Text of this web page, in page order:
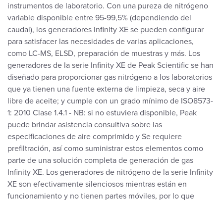
instrumentos de laboratorio. Con una pureza de nitrógeno
variable disponible entre 95-99,5% (dependiendo del
caudal), los generadores Infinity XE se pueden configurar
para satisfacer las necesidades de varias aplicaciones,
como LC-MS, ELSD, preparación de muestras y más. Los
generadores de la serie Infinity XE de Peak Scientific se han
diseñado para proporcionar gas nitrógeno a los laboratorios
que ya tienen una fuente externa de limpieza, seca y aire
libre de aceite; y cumple con un grado mínimo de ISO8573-
1: 2010 Clase 1.4.1 - NB: si no estuviera disponible, Peak
puede brindar asistencia consultiva sobre las
especificaciones de aire comprimido y Se requiere
prefiltración, así como suministrar estos elementos como
parte de una solución completa de generación de gas
Infinity XE. Los generadores de nitrógeno de la serie Infinity
XE son efectivamente silenciosos mientras están en
funcionamiento y no tienen partes móviles, por lo que